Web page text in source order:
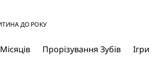
ДО РОКУ
Прорізування Зубів Ігри